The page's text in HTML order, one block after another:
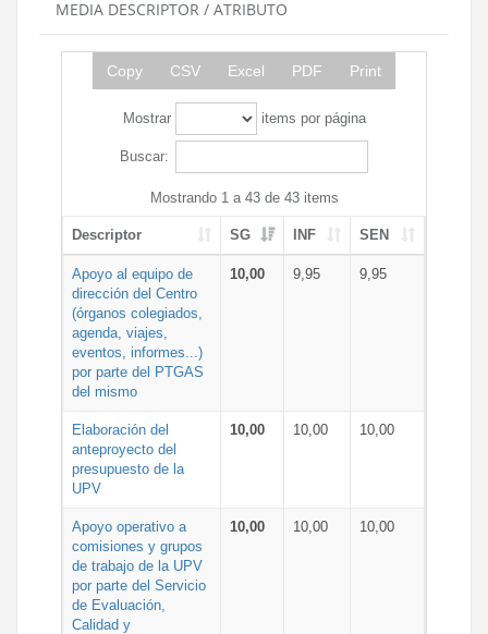
MEDIA DESCRIPTOR / ATRIBUTO
Copy CSV Excel PDF Print
Mostrar items por página
Buscar:
Mostrando 1 a 43 de 43 items
Descriptor SG INF SEN
Apoyo al equipo de
dirección del Centro
(órganos colegiados,
agenda, viajes,
eventos, informes...)
por parte del PTGAS
del mismo
10,00 9,95 9,95
Elaboración del
anteproyecto del
presupuesto de la
UPV
10,00 10,00 10,00
Apoyo operativo a
comisiones y grupos
de trabajo de la UPV
por parte del Servicio
de Evaluación,
Calidad y
10,00 10,00 10,00